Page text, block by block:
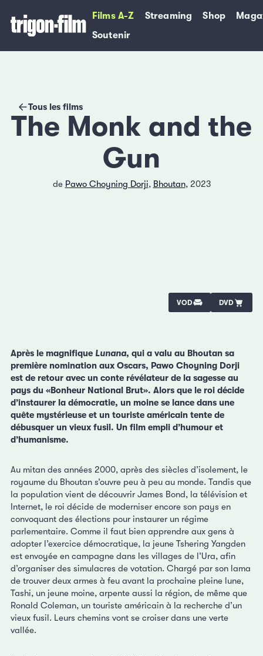
Films A-Z Streaming Shop
Soutenir
Tous les films
The Monk and the
Gun
de Pawo Choyning Dorji, Bhoutan, 2023
VOD DVD
Après le magnifique Lunana, qui a valu au Bhoutan sa
première nomination aux Oscars, Pawo Choyning Dorji
est de retour avec un conte révélateur de la sagesse au
pays du «Bonheur National Brut». Alors que le roi décide
d’instaurer la démocratie, un moine se lance dans une
quête mystérieuse et un touriste américain tente de
débusquer un vieux fusil. Un film empli d’humour et
d’humanisme.
Au mitan des années 2000, après des siècles d’isolement, le
royaume du Bhoutan s’ouvre peu à peu au monde. Tandis que
la population vient de découvrir James Bond, la télévision et
Internet, le roi décide de moderniser encore son pays en
convoquant des élections pour instaurer un régime
parlementaire. Comme il faut bien apprendre aux gens à
adopter l’exercice démocratique, la jeune Tshering Yangden
est envoyée en campagne dans les villages de l’Ura, afin
d’organiser des simulacres de votation. Chargé par son lama
de trouver deux armes à feu avant la prochaine pleine lune,
Tashi, un jeune moine, arpente aussi la région, de même que
Ronald Coleman, un touriste américain à la recherche d’un
vieux fusil. Leurs chemins vont se croiser dans une verte
vallée.